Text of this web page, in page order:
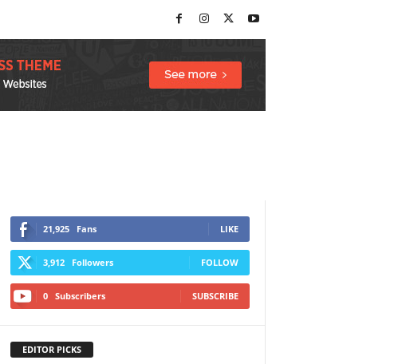
21,925 Fans LIKE
3,912 Followers FOLLOW
0 Subscribers SUBSCRIBE
EDITOR PICKS